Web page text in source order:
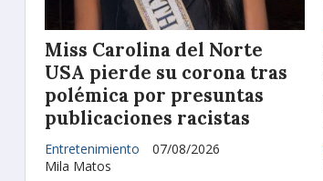
Miss Carolina del Norte
USA pierde su corona tras
polémica por presuntas
publicaciones racistas
Mila Matos
Entretenimiento 07/08/2026